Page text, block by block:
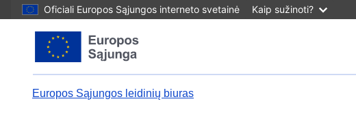
Oficiali Europos Sąjungos interneto svetainė Kaip sužinoti?
Europos Sąjungos leidinių biuras